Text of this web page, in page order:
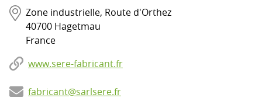
Zone industrielle, Route d'Orthez
40700 Hagetmau
France
www.sere-fabricant.fr
fabricant@sarlsere.fr